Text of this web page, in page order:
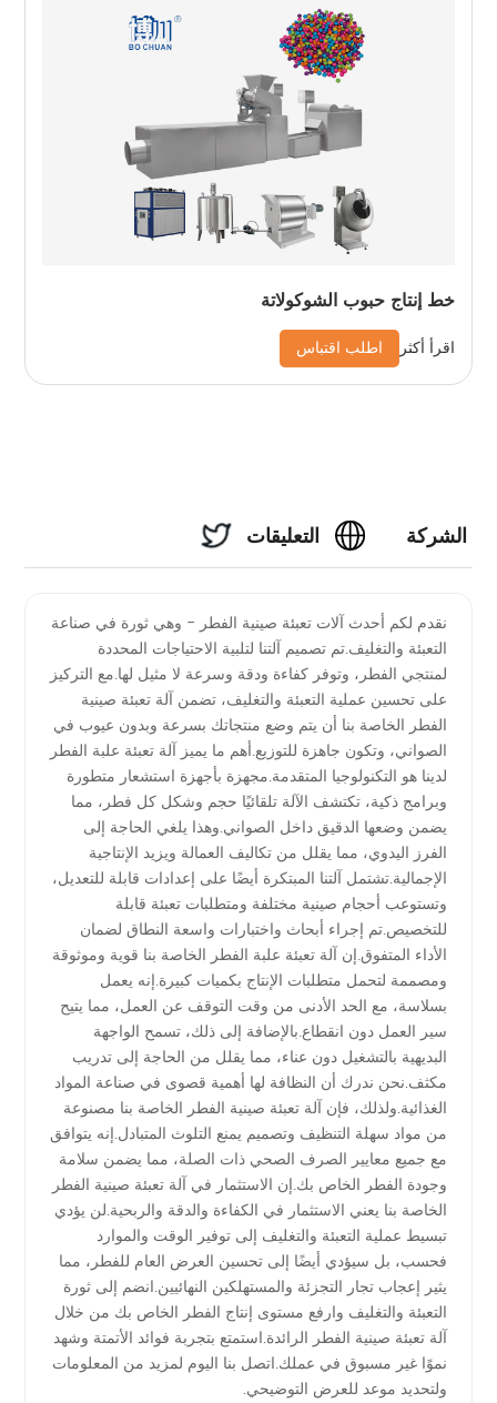
خط إنتاج حبوب الشوكولاتة
اقرأ أكثر اطلب اقتباس
الشركة
لآلة تعبئة
علبة
الفطر في
الصين -
معدات
عالية
الجودة
للبيع
بالجملة
والتصدير
التعليقات
نقدم لكم أحدث آلات تعبئة صينية الفطر - وهي ثورة في صناعة
التعبئة والتغليف.تم تصميم آلتنا لتلبية الاحتياجات المحددة
لمنتجي الفطر، وتوفر كفاءة ودقة وسرعة لا مثيل لها.مع التركيز
على تحسين عملية التعبئة والتغليف، تضمن آلة تعبئة صينية
الفطر الخاصة بنا أن يتم وضع منتجاتك بسرعة وبدون عيوب في
الصواني، وتكون جاهزة للتوزيع.أهم ما يميز آلة تعبئة علبة الفطر
لدينا هو التكنولوجيا المتقدمة.مجهزة بأجهزة استشعار متطورة
وبرامج ذكية، تكتشف الآلة تلقائيًا حجم وشكل كل فطر، مما
يضمن وضعها الدقيق داخل الصواني.وهذا يلغي الحاجة إلى
الفرز اليدوي، مما يقلل من تكاليف العمالة ويزيد الإنتاجية
الإجمالية.تشتمل آلتنا المبتكرة أيضًا على إعدادات قابلة للتعديل،
وتستوعب أحجام صينية مختلفة ومتطلبات تعبئة قابلة
للتخصيص.تم إجراء أبحاث واختبارات واسعة النطاق لضمان
الأداء المتفوق.إن آلة تعبئة علبة الفطر الخاصة بنا قوية وموثوقة
ومصممة لتحمل متطلبات الإنتاج بكميات كبيرة.إنه يعمل
بسلاسة، مع الحد الأدنى من وقت التوقف عن العمل، مما يتيح
سير العمل دون انقطاع.بالإضافة إلى ذلك، تسمح الواجهة
البديهية بالتشغيل دون عناء، مما يقلل من الحاجة إلى تدريب
مكثف.نحن ندرك أن النظافة لها أهمية قصوى في صناعة المواد
الغذائية.ولذلك، فإن آلة تعبئة صينية الفطر الخاصة بنا مصنوعة
من مواد سهلة التنظيف وتصميم يمنع التلوث المتبادل.إنه يتوافق
مع جميع معايير الصرف الصحي ذات الصلة، مما يضمن سلامة
وجودة الفطر الخاص بك.إن الاستثمار في آلة تعبئة صينية الفطر
الخاصة بنا يعني الاستثمار في الكفاءة والدقة والربحية.لن يؤدي
تبسيط عملية التعبئة والتغليف إلى توفير الوقت والموارد
فحسب، بل سيؤدي أيضًا إلى تحسين العرض العام للفطر، مما
يثير إعجاب تجار التجزئة والمستهلكين النهائيين.انضم إلى ثورة
التعبئة والتغليف وارفع مستوى إنتاج الفطر الخاص بك من خلال
آلة تعبئة صينية الفطر الرائدة.استمتع بتجربة فوائد الأتمتة وشهد
نموًا غير مسبوق في عملك.اتصل بنا اليوم لمزيد من المعلومات
ولتحديد موعد للعرض التوضيحي.